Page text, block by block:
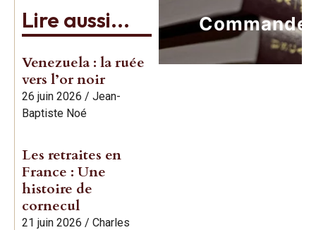
Lire aussi...
Venezuela : la ruée
vers l’or noir
26 juin 2026 / Jean-
Baptiste Noé
Les retraites en
France : Une
histoire de
cornecul
21 juin 2026 / Charles